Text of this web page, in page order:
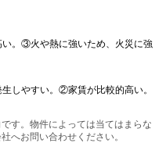
。③火や熱に強いため、火災に強
しやすい。②家賃が比較的高い。
す。物件によっては当てはまらな
へお問い合わせください。